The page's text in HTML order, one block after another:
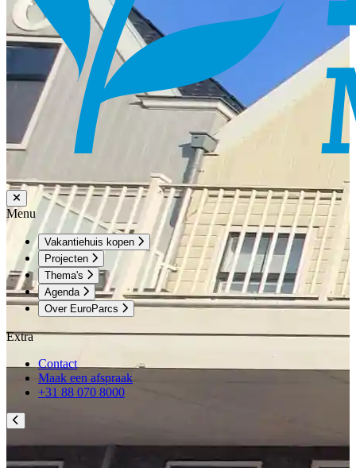
Menu
Vakantiehuis kopen
Projecten
Thema's
Agenda
Over EuroParcs
Extra
Contact
Maak een afspraak
+31 88 070 8000